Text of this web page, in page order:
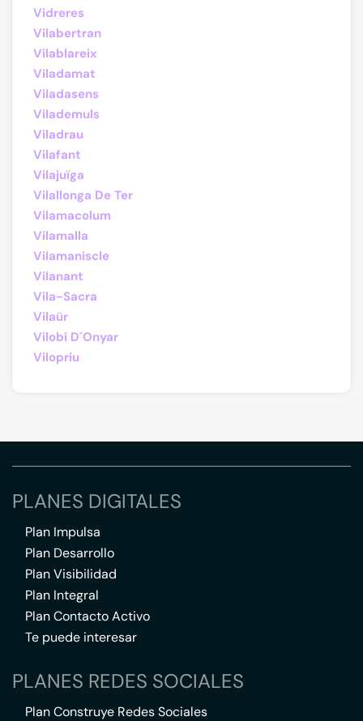
Vidreres
Vilabertran
Vilablareix
Viladamat
Viladasens
Vilademuls
Viladrau
Vilafant
Vilajuïga
Vilallonga De Ter
Vilamacolum
Vilamalla
Vilamaniscle
Vilanant
Vila-Sacra
Vilaür
Vilobí D´Onyar
Vilopriu
PLANES DIGITALES
Plan Impulsa
Plan Desarrollo
Plan Visibilidad
Plan Integral
Plan Contacto Activo
Te puede interesar
PLANES REDES SOCIALES
Plan Construye Redes Sociales